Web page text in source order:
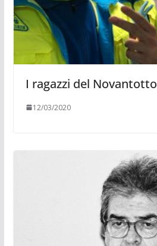
I ragazzi del Novantotto
12/03/2020